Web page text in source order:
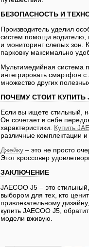
БЕЗОПАСНОСТЬ И
Производитель уделил
систем помощи водителю,
и мониторинг слепых зон.
парковку максимально
Мультимедийная система
интегрировать смартфон
множество других
ПОЧЕМУ СТОИТ КУПИТЬ
Если вы ищете стильный,
Он сочетает в себе
характеристики. Купить
различные комплектации
Джейку – это не просто
Этот кроссовер
ЗАКЛЮЧЕНИЕ
JAECOO J5 – это
выбором для тех, кто
привлекательному
купить JAECOO J5,
модели вживую.